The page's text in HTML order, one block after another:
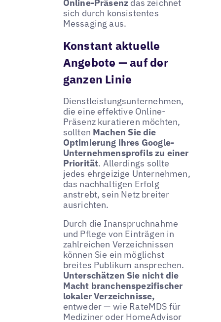
Online-Präsenz das zeichnet
sich durch konsistentes
Messaging aus.
Konstant aktuelle
Angebote — auf der
ganzen Linie
Dienstleistungsunternehmen,
die eine effektive Online-
Präsenz kuratieren möchten,
sollten Machen Sie die
Optimierung ihres Google-
Unternehmensprofils zu einer
Priorität. Allerdings sollte
jedes ehrgeizige Unternehmen,
das nachhaltigen Erfolg
anstrebt, sein Netz breiter
ausrichten.
Durch die Inanspruchnahme
und Pflege von Einträgen in
zahlreichen Verzeichnissen
können Sie ein möglichst
breites Publikum ansprechen.
Unterschätzen Sie nicht die
Macht branchenspezifischer
lokaler Verzeichnisse,
entweder — wie RateMDS für
Mediziner oder HomeAdvisor